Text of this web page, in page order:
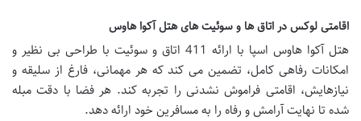
اقامتی لوکس در اتاق ها و سوئیت های هتل آکوا هاوس
هتل آکوا هاوس اسپا با ارائه 411 اتاق و سوئیت با طراحی بی نظیر و
امکانات رفاهی کامل، تضمین می کند که هر مهمانی، فارغ از سلیقه و
نیازهایش، اقامتی فراموش نشدنی را تجربه کند. هر فضا با دقت مبله
شده تا نهایت آرامش و رفاه را به مسافرین خود ارائه دهد.